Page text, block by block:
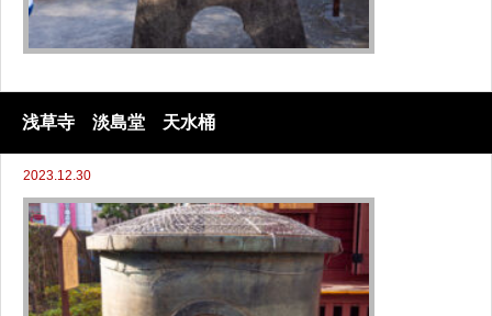
浅草寺 淡島堂 天水桶
2023.12.30